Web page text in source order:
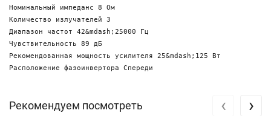
Номинальный импеданс 8 Ом
Количество излучателей 3
Диапазон частот 42&mdash;25000 Гц
Чувствительность 89 дБ
Рекомендованная мощность усилителя 25&mdash;125 Вт
Рекомендуем посмотреть ‹ ›